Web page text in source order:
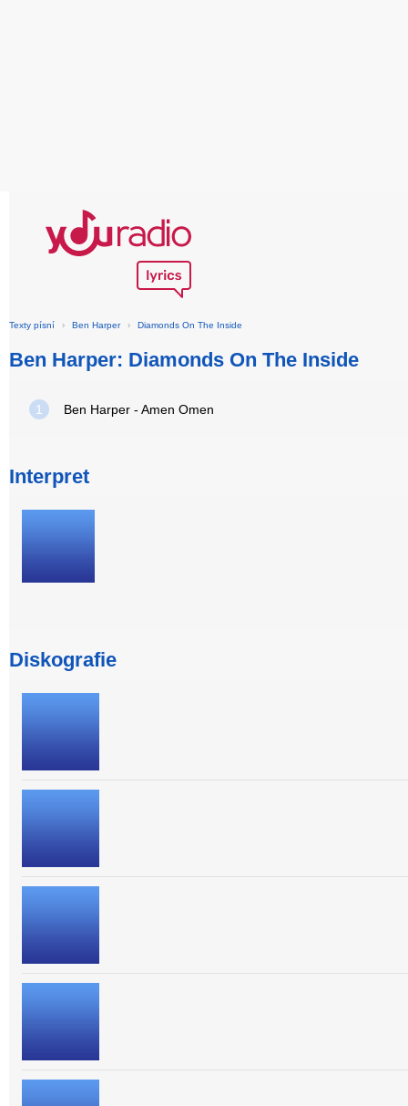
Texty písní › Ben Harper › Diamonds On The Inside
Ben Harper: Diamonds On The Inside
1 Ben Harper - Amen Omen
Interpret
Diskografie